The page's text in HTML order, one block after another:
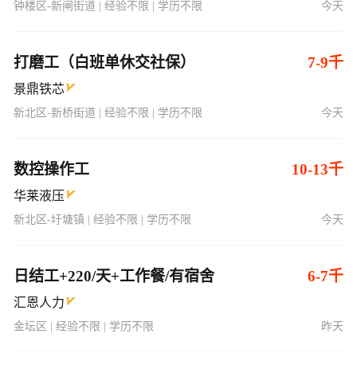
钟楼区-新闸街道 | 经验不限 | 学历不限 今天
打磨工（白班单休交社保） 7-9千
景鼎铁芯
新北区-新桥街道 | 经验不限 | 学历不限 今天
数控操作工 10-13千
华莱液压
新北区-圩塘镇 | 经验不限 | 学历不限 今天
日结工+220/天+工作餐/有宿舍 6-7千
汇恩人力
金坛区 | 经验不限 | 学历不限 昨天